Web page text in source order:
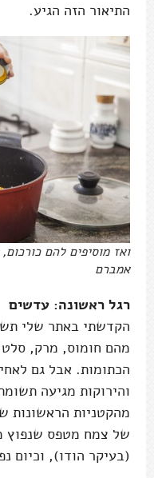
התיאור הזה הגיע.
ואז מוסיפים להם
אמברם
רגל ראשונה: עדשים
הקדשתי באתר שלי
מהם חומוס, מרק, סלט
הכתומות. אבל גם
והירוקות מגיעה
מהקטניות הראשונות
של צמח מטפס שנפוץ
(בעיקר הודו), וכיום